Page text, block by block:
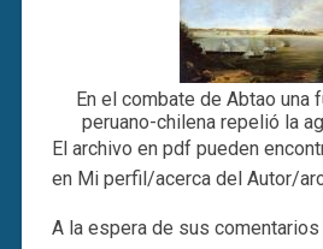
En el combate de Abtao una
peruano-chilena repelió la
El archivo en pdf pueden
en Mi perfil/acerca del Autor/
A la espera de sus